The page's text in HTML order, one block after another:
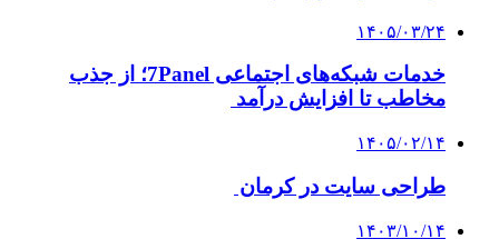
۱۴۰۵/۰۳/۲۴
خدمات شبکه‌های اجتماعی 7Panel؛ از جذب
مخاطب تا افزایش درآمد
۱۴۰۵/۰۲/۱۴
طراحی سایت در کرمان
۱۴۰۳/۱۰/۱۴